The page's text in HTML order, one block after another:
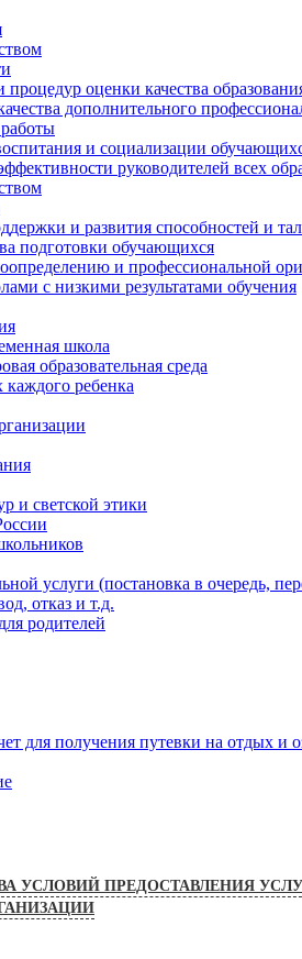
процедур оценки качества
дополнительного
и социализации
руководителей всех
и развития способностей и
подготовки обучающихся
и профессиональной
с низкими результатами обучения
школа
образовательная среда
ребенка
и светской этики
услуги (постановка в очередь,
отказ и т.д.
родителей
для получения путевки на отдых и
УСЛОВИЙ ПРЕДОСТАВЛЕНИЯ